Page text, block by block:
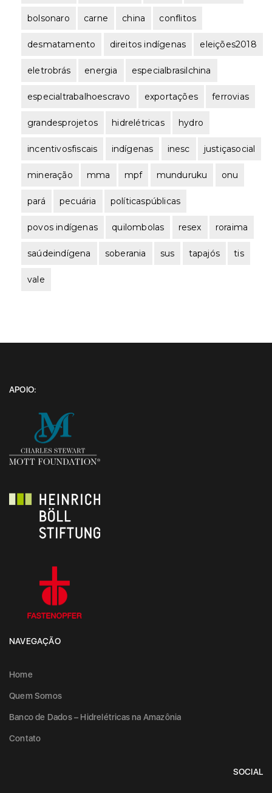
bolsonaro carne china conflitos
desmatamento direitos indígenas eleições2018
eletrobrás energia especialbrasilchina
especialtrabalhoescravo exportações ferrovias
grandesprojetos hidrelétricas hydro
incentivosfiscais indígenas inesc justiçasocial
mineração mma mpf munduruku onu
pará pecuária políticaspúblicas
povos indígenas quilombolas resex roraima
saúdeindígena soberania sus tapajós tis
vale
APOIO:
NAVEGAÇÃO
Home
Quem Somos
Banco de Dados – Hidrelétricas na Amazônia
Contato
SOCIAL